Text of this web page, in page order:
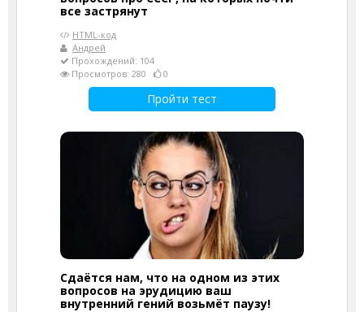
все застрянут
HTML-код
Андрей
Прохождений: 104
Просмотров: 280
0
Пройти тест
Сдаётся нам, что на одном из этих
вопросов на эрудицию ваш
внутренний гений возьмёт паузу!